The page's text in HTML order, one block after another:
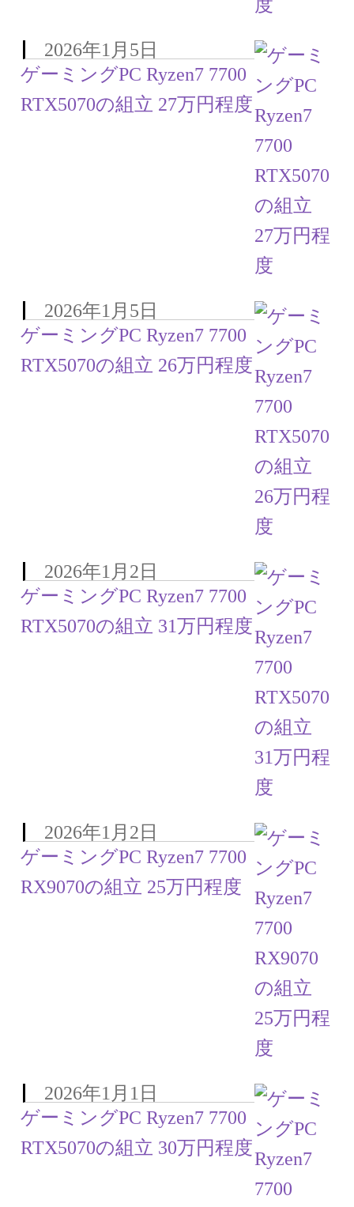
ゲーミングPC Ryzen7 7700
RTX5070の組立 27万円程度
2026年1月5日
ゲーミングPC Ryzen7 7700
RTX5070の組立 26万円程度
2026年1月5日
ゲーミングPC Ryzen7 7700
RTX5070の組立 31万円程度
2026年1月2日
ゲーミングPC Ryzen7 7700
RX9070の組立 25万円程度
2026年1月2日
ゲーミングPC Ryzen7 7700
RTX5070の組立 30万円程度
2026年1月1日